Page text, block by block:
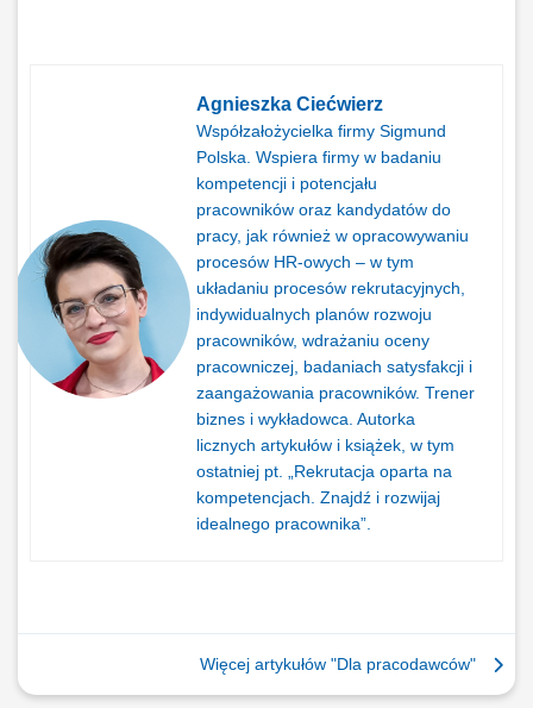
Agnieszka Ciećwierz
Współzałożycielka firmy Sigmund
Polska. Wspiera firmy w badaniu
kompetencji i potencjału
pracowników oraz kandydatów do
pracy, jak również w opracowywaniu
procesów HR-owych – w tym
układaniu procesów rekrutacyjnych,
indywidualnych planów rozwoju
pracowników, wdrażaniu oceny
pracowniczej, badaniach satysfakcji i
zaangażowania pracowników. Trener
biznes i wykładowca. Autorka
licznych artykułów i książek, w tym
ostatniej pt. „Rekrutacja oparta na
kompetencjach. Znajdź i rozwijaj
idealnego pracownika”.
Więcej artykułów "Dla pracodawców"